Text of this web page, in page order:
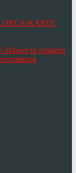
KARTE
Häuser in Anlagen